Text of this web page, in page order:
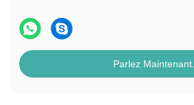
Parlez Maintenant.